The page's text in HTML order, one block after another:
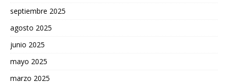
septiembre 2025
agosto 2025
junio 2025
mayo 2025
marzo 2025